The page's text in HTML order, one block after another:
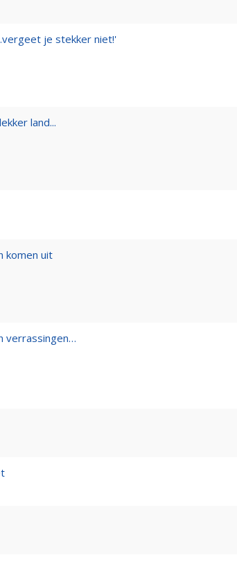
je stekker niet!'
land...
komen uit
verrassingen…